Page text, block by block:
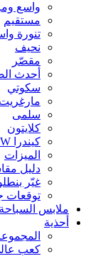
واسع
مستقيم
تنورة
نحيف
مقصّر
أحدث
سكوتي
مارغريت
سلمى
كلايتون
كيندرا
الميزات
دليل
غيّر
توقعات
ملابس السباحة
أحذية
كعب